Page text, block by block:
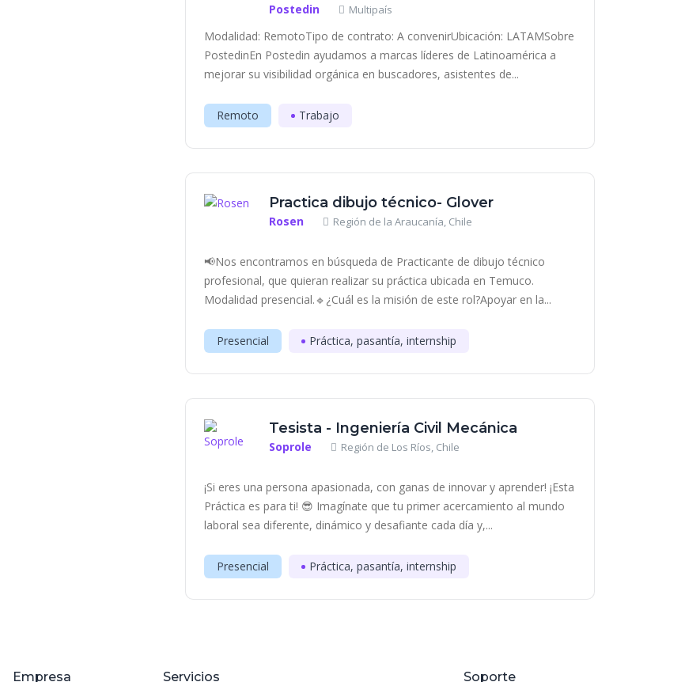
Postedin Multipaís
Modalidad: RemotoTipo de contrato: A convenirUbicación: LATAMSobre
PostedinEn Postedin ayudamos a marcas líderes de Latinoamérica a
mejorar su visibilidad orgánica en buscadores, asistentes de...
Remoto Trabajo
Practica dibujo técnico- Glover
Rosen Región de la Araucanía, Chile
📢Nos encontramos en búsqueda de Practicante de dibujo técnico
profesional, que quieran realizar su práctica ubicada en Temuco.
Modalidad presencial.🔹¿Cuál es la misión de este rol?Apoyar en la...
Presencial Práctica, pasantía, internship
Tesista - Ingeniería Civil Mecánica
Soprole Región de Los Ríos, Chile
¡Si eres una persona apasionada, con ganas de innovar y aprender! ¡Esta
Práctica es para ti! 😎 Imagínate que tu primer acercamiento al mundo
laboral sea diferente, dinámico y desafiante cada día y,...
Presencial Práctica, pasantía, internship
Empresa Servicios Soporte